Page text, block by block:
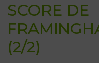
SCORE DE
(2/2)